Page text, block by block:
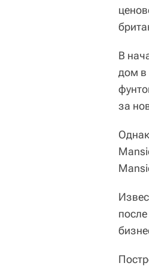
В
дом в
за